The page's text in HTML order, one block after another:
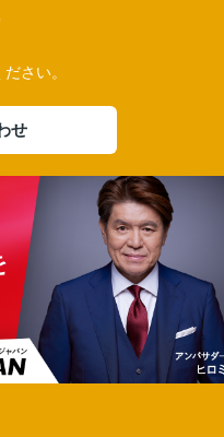
さい。
せ